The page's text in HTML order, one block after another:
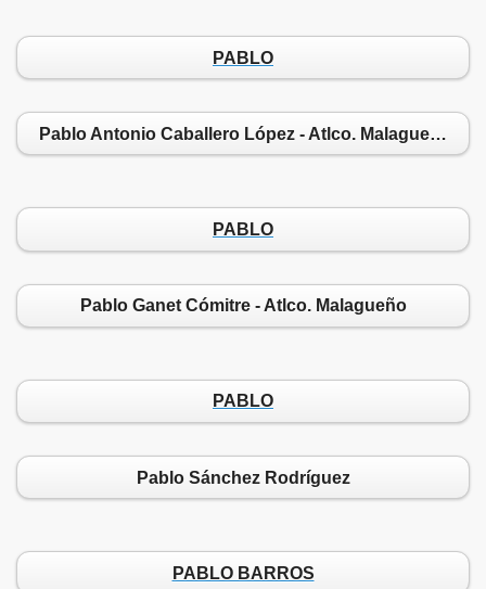
PABLO
Pablo Antonio Caballero López - Atlco. Malagueño
PABLO
Pablo Ganet Cómitre - Atlco. Malagueño
PABLO
Pablo Sánchez Rodríguez
PABLO BARROS